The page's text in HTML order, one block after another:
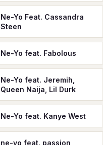
Ne-Yo Feat. Cassandra
Steen
Ne-Yo feat. Fabolous
Ne-Yo feat. Jeremih,
Queen Naija, Lil Durk
Ne-Yo feat. Kanye West
ne-yo feat. passion